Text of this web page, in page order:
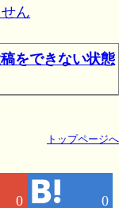
ん
をできない状態
トップページへ
0 0